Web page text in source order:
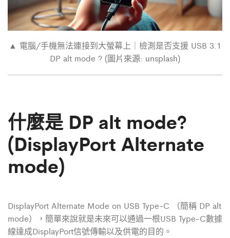
▲ 電腦/手機無法連接到大螢幕上｜檢測是否支援 USB 3.1
DP alt mode ? (圖片來源: unsplash)
什麼是 DP alt mode?
(DisplayPort Alternate
mode)
DisplayPort Alternate Mode on USB Type-C （簡稱 DP alt
mode），簡單來說就是未來可以通過一根USB Type-C數據
線達成DisplayPort信號傳輸以及供電的目的。